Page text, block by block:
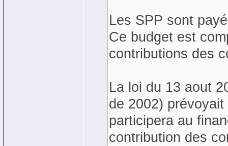
Les SPP sont
Ce budget est
contributions des
La loi du 13 aout
de 2002)
participera au
contribution des